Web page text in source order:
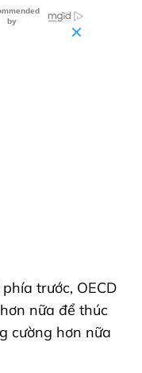
trước, OECD
nữa để thúc
cường hơn nữa